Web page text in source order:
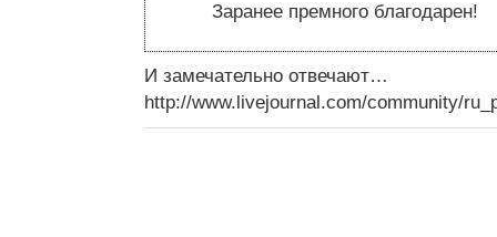
Заранее премного благодарен!
И замечательно отвечают…
http://www.livejournal.com/community/